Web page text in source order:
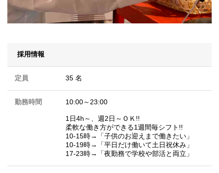
採用情報
定員 35 名
勤務時間 10:00～23:00
1日4h～、週2日～ＯＫ!!
柔軟な働き方ができる1週間毎シフト!!
10-15時→「子供のお迎えまで働きたい」
10-19時→「平日だけ働いて土日祝休み」
17-23時→「夜勤務で学校や部活と両立」